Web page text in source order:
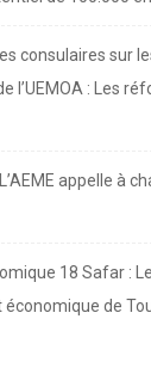
consulaires sur
l’UEMOA : Les
appelle à
18 Safar :
de